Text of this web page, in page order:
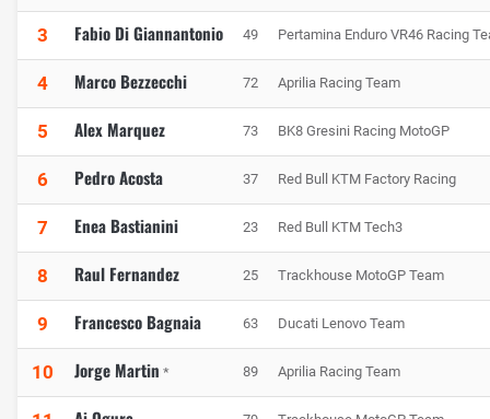
3 Fabio Di Giannantonio 49 Pertamina Enduro VR46 Racing
4 Marco Bezzecchi 72 Aprilia Racing Team
5 Alex Marquez 73 BK8 Gresini Racing MotoGP
6 Pedro Acosta 37 Red Bull KTM Factory Racing
7 Enea Bastianini 23 Red Bull KTM Tech3
8 Raul Fernandez 25 Trackhouse MotoGP Team
9 Francesco Bagnaia 63 Ducati Lenovo Team
10 Jorge Martin * 89 Aprilia Racing Team